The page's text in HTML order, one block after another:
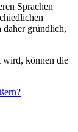
Sprachen
daher gründlich,
wird, können die